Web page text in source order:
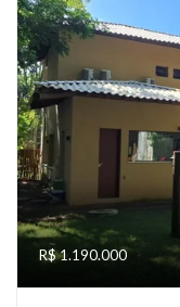
R$ 1.190.000